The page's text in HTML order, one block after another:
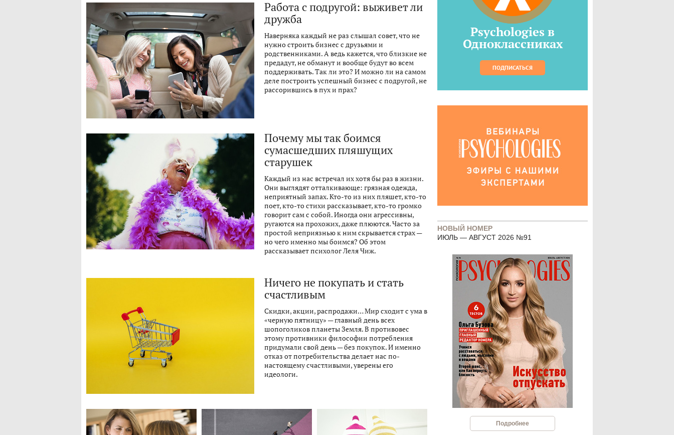
Работа с подругой: выживет ли
дружба
Наверняка каждый не раз слышал совет, что не
нужно строить бизнес с друзьями и
родственниками. А ведь кажется, что близкие не
предадут, не обманут и вообще будут во всем
поддерживать. Так ли это? И можно ли на самом
деле построить успешный бизнес с подругой, не
рассорившись в пух и прах?
Почему мы так боимся
сумасшедших пляшущих
старушек
Каждый из нас встречал их хотя бы раз в жизни.
Они выглядят отталкивающе: грязная одежда,
неприятный запах. Кто-то из них пляшет, кто-то
поет, кто-то стихи рассказывает, кто-то громко
говорит сам с собой. Иногда они агрессивны,
ругаются на прохожих, даже плюются. Часто за
простой неприязнью к ним скрывается страх —
но чего именно мы боимся? Об этом
рассказывает психолог Леля Чиж.
Ничего не покупать и стать
счастливым
Скидки, акции, распродажи… Мир сходит с ума в
«черную пятницу» — главный день всех
шопоголиков планеты Земля. В противовес
этому противники философии потребления
придумали свой день — без покупок. И именно
отказ от потребительства делает нас по-
настоящему счастливыми, уверены его
идеологи.
Psychologies в
Одноклассниках
ПОДПИСАТЬСЯ
НОВЫЙ НОМЕР
ИЮЛЬ — АВГУСТ 2026 №91
Подробнее